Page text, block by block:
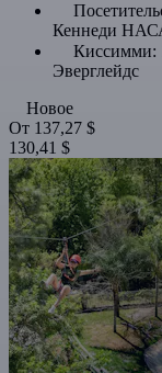
Кеннеди
Киссимми:
Эверглейдс
Новое
От 137,27 $
130,41 $